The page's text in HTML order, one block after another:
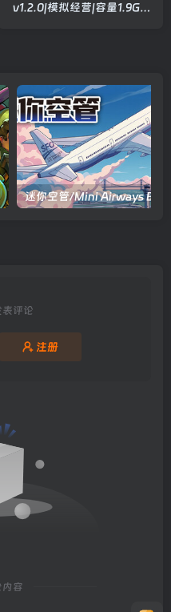
v1.2.0|模拟经营|容量1.9GB|
评论
注册
内容